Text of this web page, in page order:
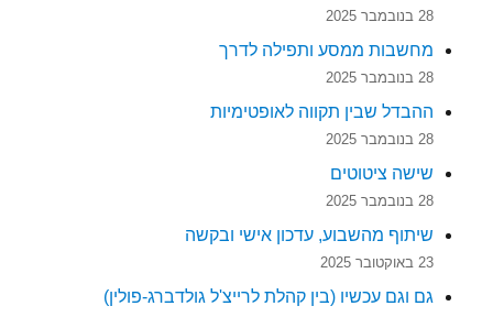
28 בנובמבר 2025
מחשבות ממסע ותפילה לדרך
28 בנובמבר 2025
ההבדל שבין תקווה לאופטימיות
28 בנובמבר 2025
שישה ציטוטים
28 בנובמבר 2025
שיתוף מהשבוע, עדכון אישי ובקשה
23 באוקטובר 2025
גם וגם עכשיו (בין קהלת לרייצ'ל גולדברג-פולין)